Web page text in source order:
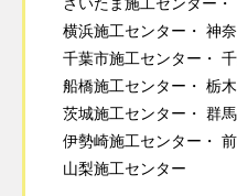
さいたま施工センター
横浜施工センター
神
千葉市施工センター
船橋施工センター
栃
茨城施工センター
群
伊勢崎施工センター
山梨施工センター